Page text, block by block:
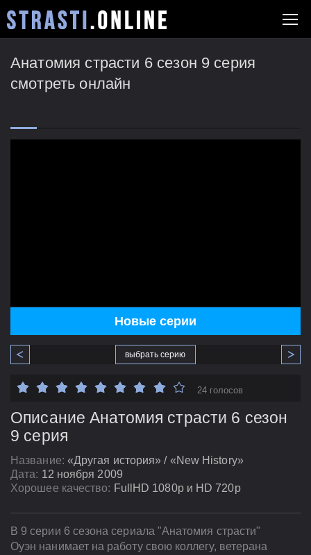
Анатомия страсти 6 сезон 9 серия
смотреть онлайн
Новые серии
выбрать серию
Описание Анатомия страсти 6 сезон
9 серия
Название: «Другая история» / «New History»
Дата: 12 ноября 2009
Хорошее качество: FullHD 1080p и HD 720p
24 голосов
В 9 серии 6 сезона сериала "Анатомия страсти"
Оуэн нанимает на работу свою коллегу, ветерана